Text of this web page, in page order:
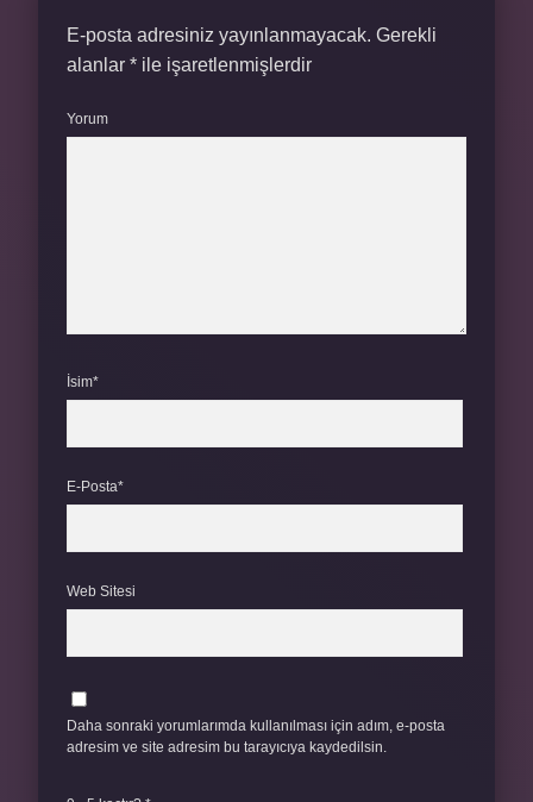
E-posta adresiniz yayınlanmayacak. Gerekli
alanlar * ile işaretlenmişlerdir
Yorum
İsim*
E-Posta*
Web Sitesi
Daha sonraki yorumlarımda kullanılması için adım, e-posta
adresim ve site adresim bu tarayıcıya kaydedilsin.